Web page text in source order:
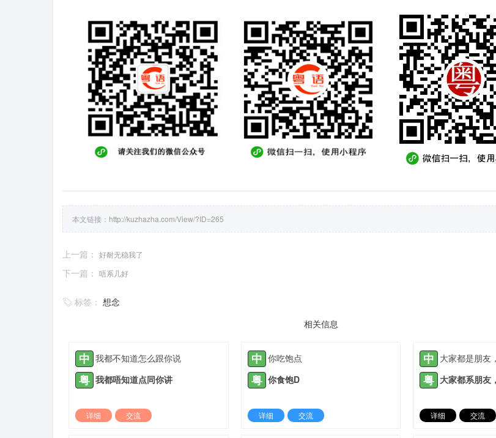
本文链接： http://kuzhazha.com/View/?ID=265
上一篇： 好耐无稳我了
下一篇： 唔系几好
标签： 想念
相关信息
中 我都不知道怎么跟你说
粤 我都唔知道点同你讲
详细
交流
中 你吃饱点
粤 你食饱D
详细
交流
中 大家都是朋友
粤 大家都系朋友
详细
交流